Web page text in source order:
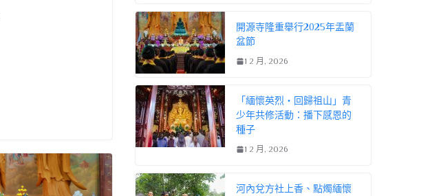
開源寺隆重舉行2025年盂蘭
盆節
1 2 月, 2026
「緬懷英烈・回歸祖山」青
少年共修活動：播下感恩的
種子
1 2 月, 2026
河內兌方社上香、點燭緬懷